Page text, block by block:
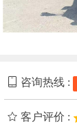
咨询热线 :
客户评价 :